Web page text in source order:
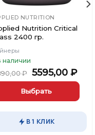
NUTRITION
Nutrition Critical
2400 гр.
наличии
₽
цена
составляла
5890,00 ₽.
5595,00 ₽
Выбрать
В 1 КЛИК